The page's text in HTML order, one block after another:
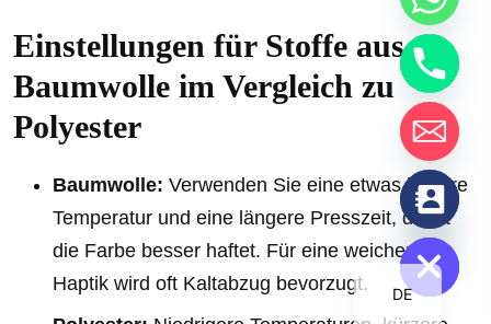
Einstellungen für Stoffe aus
Baumwolle im Vergleich zu
Polyester
Baumwolle: Verwenden Sie eine etwas höhere
Temperatur und eine längere Presszeit, damit
die Farbe besser haftet. Für eine weichere
Haptik wird oft Kaltabzug bevorzugt.
DE
Hide
chaty